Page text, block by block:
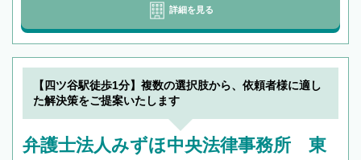
詳細を見る
【四ツ谷駅徒歩1分】複数の選択肢から、依頼者様に適し
た解決策をご提案いたします
弁護士法人みずほ中央法律事務所 東